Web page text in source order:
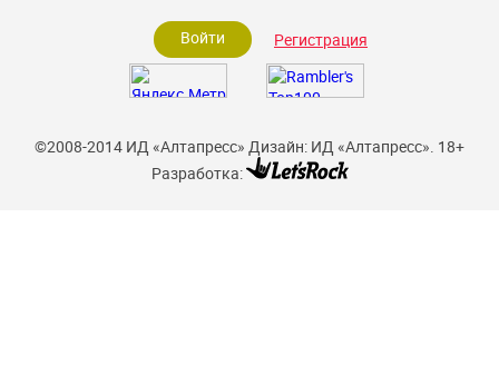
©2008-2014 ИД «Алтапресс» Дизайн: ИД «Алтапресс». 18+
Разработка:
Войти Регистрация